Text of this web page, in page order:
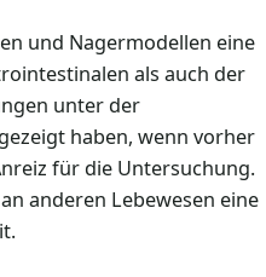
und Nagermodellen eine
als auch der
unter der
haben, wenn vorher
für die Untersuchung.
anderen Lebewesen eine